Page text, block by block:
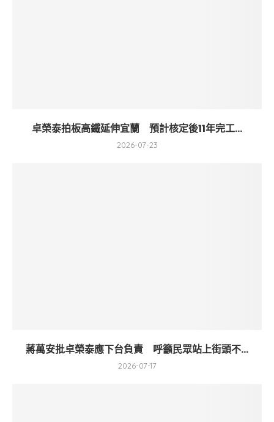
卓榮泰拍板高鐵延伸宜蘭 預計核定後11年完工...
2026-07-23
蔣萬安批卓榮泰應下台負責 呼籲民眾站上街頭不...
2026-07-17